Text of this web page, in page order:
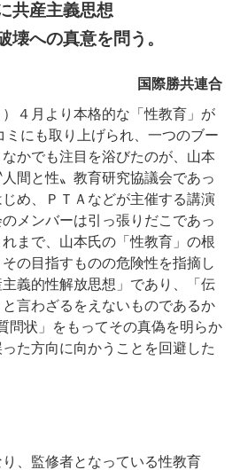
共産主義思想
壊への真意を問う。
国際勝共連合
４月より本格的な「性教育」が
ミにも取り上げられ、一つのブー
かでも注目を浴びたのが、山本
間と性〟教育研究協議会であっ
め、ＰＴＡなどが主催する講演
メンバーは引っ張りだこであっ
まで、山本氏の「性教育」の根
の目指すものの危険性を指摘し
義的性解放思想」であり、「伝
言わざるをえないものであるか
問状」をもってその真偽を明らか
た方向に向かうことを回避した
、監修者となっている性教育